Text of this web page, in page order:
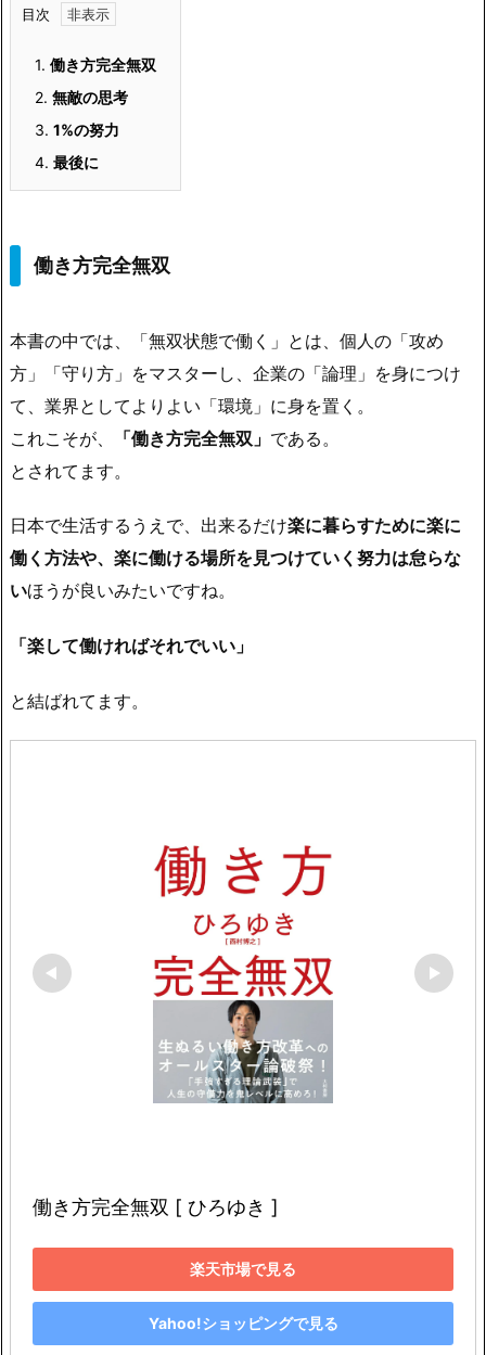
目次
1. 働き方完全無双
2. 無敵の思考
3. 1%の努力
4. 最後に
働き方完全無双
本書の中では、「無双状態で働く」とは、個人の「攻め
方」「守り方」をマスターし、企業の「論理」を身につけ
て、業界としてよりよい「環境」に身を置く。
これこそが、
「働き方完全無双」 である。
とされてます。
日本で生活するうえで、出来るだけ楽に暮らすために楽に
働く方法や、楽に働ける場所を見つけていく努力は怠らな
いほうが良いみたいですね。
「楽して働ければそれでいい」
と結ばれてます。
働き方完全無双 [ ひろゆき ]
楽天市場で見る
Yahoo!ショッピングで見る